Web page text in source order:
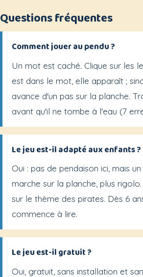
Questions fréquentes
Comment jouer au pendu ?
Un mot est caché. Clique sur les
est dans le mot, elle apparaît ;
avance d'un pas sur la planche.
avant qu'il ne tombe à l'eau (7
Le jeu est-il adapté aux enfants ?
Oui : pas de pendaison ici, mais
marche sur la planche, plus
sur le thème des pirates. Dès 6
commence à lire.
Le jeu est-il gratuit ?
Oui, gratuit, sans installation et